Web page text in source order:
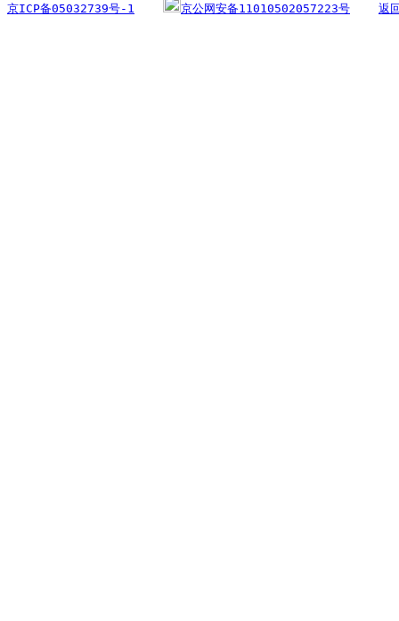
京ICP备05032739号-1
京公网安备11010502057223号 返